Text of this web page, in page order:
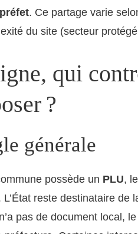
préfet. Ce partage varie
du site (secteur
qui
?
générale
possède un PLU,
reste destinataire de
pas de document local, le